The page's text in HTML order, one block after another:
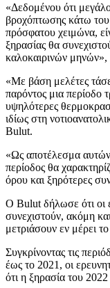
«Δεδομένου ότι
βροχόπτωσης κάτω
πρόσφατου χειμώνα,
ξηρασίας θα
καλοκαιρινών μηνών»,
«Με βάση μελέτες
παρόντος μια
υψηλότερες
ιδίως στη
Bulut.
«Ως αποτέλεσμα
περίοδος θα
όρου και ξηρότερες
Ο Bulut δήλωσε ότι οι
συνεχιστούν, ακόμη
μετριάσουν εν μέρει
Συγκρίνοντας τις
έως το 2021, οι
ότι η ξηρασία του